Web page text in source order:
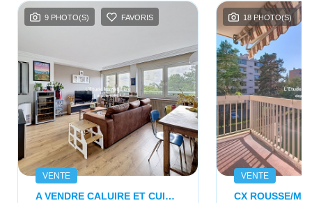
9 PHOTO(S) FAVORIS
VENTE
A VENDRE CALUIRE ET CUIRE Appartement 5 Pièces 8 Min Du Métro
18 PHOTO(S)
VENTE
CX ROUSSE/